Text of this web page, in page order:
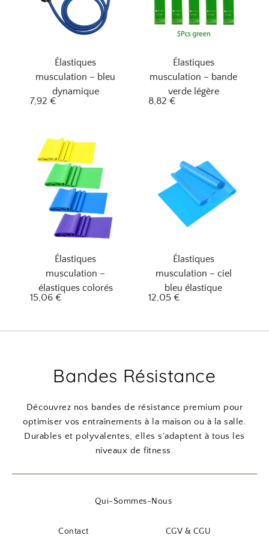
Élastiques
musculation – bleu
dynamique
7,92 €
Élastiques
musculation – bande
verde légère
8,82 €
Élastiques
musculation –
élastiques colorés
15,06 €
Élastiques
musculation – ciel
bleu élastique
12,05 €
Bandes Résistance
Découvrez nos bandes de résistance premium pour
optimiser vos entraînements à la maison ou à la salle.
Durables et polyvalentes, elles s’adaptent à tous les
niveaux de fitness.
Qui-Sommes-Nous
Contact CGV & CGU